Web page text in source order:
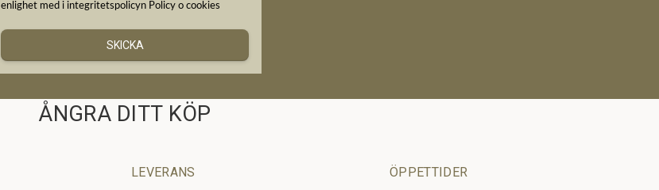
enlighet med i integritetspolicyn Policy o cookies
SKICKA
ÅNGRA DITT KÖP
LEVERANS ÖPPETTIDER